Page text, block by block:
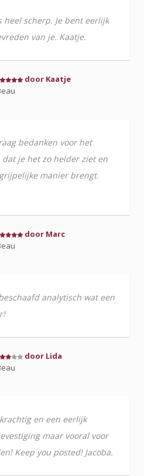
heel scherp. Je bent eerlijk
van je. Kaatje.
door Kaatje
bedanken voor het
je het zo helder ziet en
manier brengt.
door Marc
analytisch wat een
door Lida
en een eerlijk
maar vooral voor
Keep you posted! Jacoba.